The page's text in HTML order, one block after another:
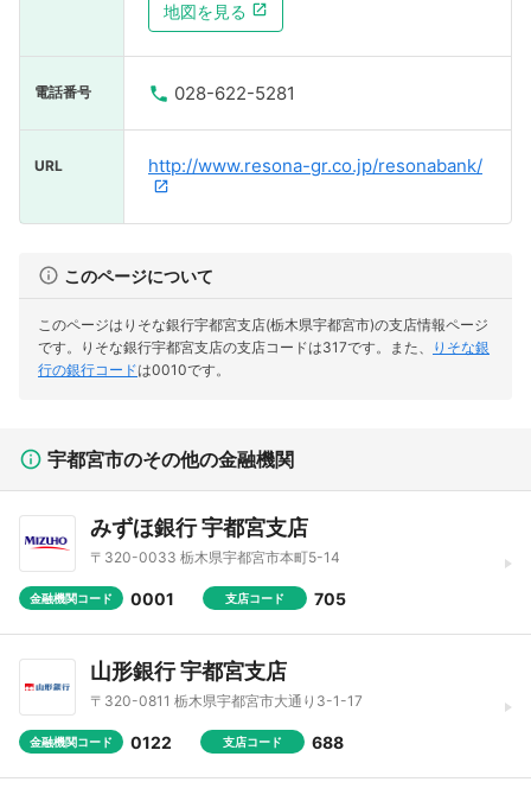
地図を見る
電話番号 028-622-5281
URL http://www.resona-gr.co.jp/resonabank/
このページについて
このページはりそな銀行宇都宮支店(栃木県宇都宮市)の支店情報ページ
です。
りそな銀行宇都宮支店の支店コードは317です。 また、
りそな銀
行の銀行コードは0010です。
宇都宮市のその他の金融機関
みずほ銀行 宇都宮支店
〒320-0033 栃木県宇都宮市本町5-14
金融機関コード 0001 支店コード 705
山形銀行 宇都宮支店
〒320-0811 栃木県宇都宮市大通り3-1-17
金融機関コード 0122 支店コード 688